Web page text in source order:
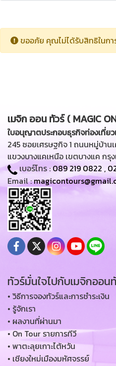
ขออภัย คุณไม่ได้รับสิทธิในกา
เมจิก ออน ทัวร์ ( MAGIC
ใบอนุญาตประกอบธุรกิจท่องเที่ยว
245 ซอยเศรษฐกิจ 1 ถนนหมู่บ้าน
แขวงบางแคเหนือ เขตบางแค กรุ
เบอร์โทร :089 219 0822 ,
Email :
ทัวร์มั่นใจไปกับเมจิกออน
• วิธีการจองทัวร์และการชำระเงิน
• รู้จักเรา
• ผลงานที่ผ่านมา
• On Tour รายการทีวี
• พาตะลุยเกาะไต้หวัน
• เชียงใหม่เมืองมหัศจรรย์